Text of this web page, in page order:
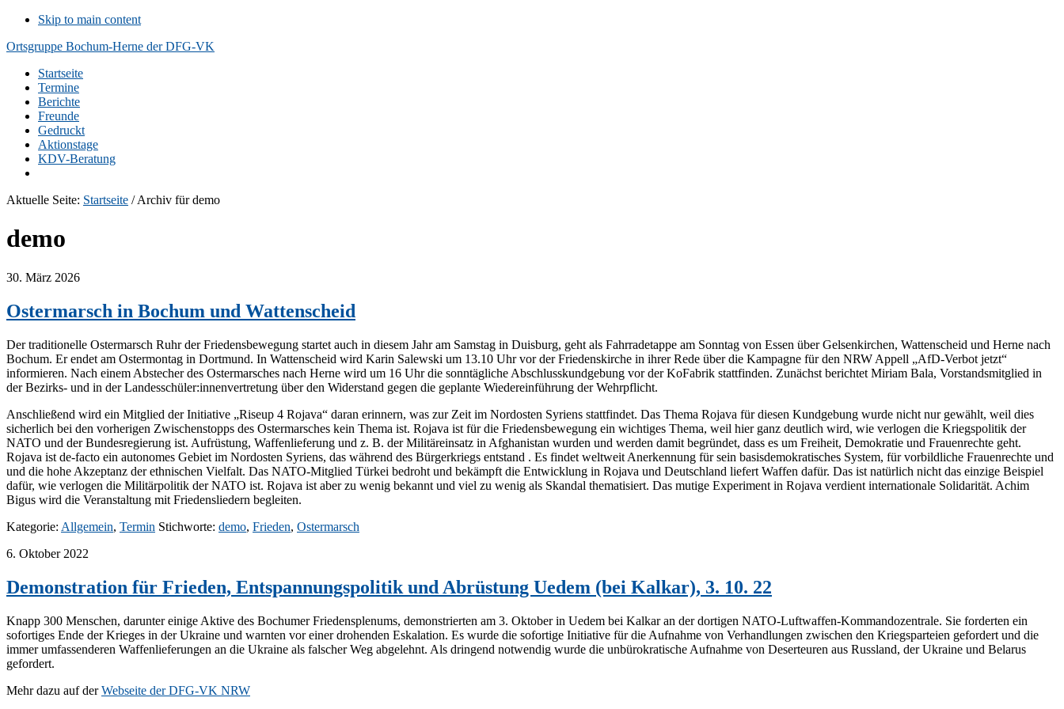
Skip to main content
Ortsgruppe Bochum-Herne der DFG-VK
Startseite
Termine
Berichte
Freunde
Gedruckt
Aktionstage
KDV-Beratung
Aktuelle Seite: Startseite /Archiv für demo
demo
30. März 2026
Ostermarsch in Bochum und Wattenscheid
Der traditionelle Ostermarsch Ruhr der Friedensbewegung startet auch in diesem Jahr am Samstag in Duisburg, geht als Fahrradetappe am Sonntag von Essen über Gelsenkirchen, Wattenscheid und Herne nach
Bochum. Er endet am Ostermontag in Dortmund. In Wattenscheid wird Karin Salewski um 13.10 Uhr vor der Friedenskirche in ihrer Rede über die Kampagne für den NRW Appell „AfD-Verbot jetzt“
informieren. Nach einem Abstecher des Ostermarsches nach Herne wird um 16 Uhr die sonntägliche Abschlusskundgebung vor der KoFabrik stattfinden. Zunächst berichtet Miriam Bala, Vorstandsmitglied in
der Bezirks- und in der Landesschüler:innenvertretung über den Widerstand gegen die geplante Wiedereinführung der Wehrpflicht.
Anschließend wird ein Mitglied der Initiative „Riseup 4 Rojava“ daran erinnern, was zur Zeit im Nordosten Syriens stattfindet. Das Thema Rojava für diesen Kundgebung wurde nicht nur gewählt, weil dies
sicherlich bei den vorherigen Zwischenstopps des Ostermarsches kein Thema ist. Rojava ist für die Friedensbewegung ein wichtiges Thema, weil hier ganz deutlich wird, wie verlogen die Kriegspolitik der
NATO und der Bundesregierung ist. Aufrüstung, Waffenlieferung und z. B. der Militäreinsatz in Afghanistan wurden und werden damit begründet, dass es um Freiheit, Demokratie und Frauenrechte geht.
Rojava ist de-facto ein autonomes Gebiet im Nordosten Syriens, das während des Bürgerkriegs entstand . Es findet weltweit Anerkennung für sein basisdemokratisches System, für vorbildliche Frauenrechte und
und die hohe Akzeptanz der ethnischen Vielfalt. Das NATO-Mitglied Türkei bedroht und bekämpft die Entwicklung in Rojava und Deutschland liefert Waffen dafür. Das ist natürlich nicht das einzige Beispiel
dafür, wie verlogen die Militärpolitik der NATO ist. Rojava ist aber zu wenig bekannt und viel zu wenig als Skandal thematisiert. Das mutige Experiment in Rojava verdient internationale Solidarität. Achim
Bigus wird die Veranstaltung mit Friedensliedern begleiten.
Kategorie: Allgemein, Termin Stichworte: demo, Frieden, Ostermarsch
6. Oktober 2022
Demonstration für Frieden, Entspannungspolitik und Abrüstung Uedem (bei Kalkar), 3. 10. 22
Knapp 300 Menschen, darunter einige Aktive des Bochumer Friedensplenums, demonstrierten am 3. Oktober in Uedem bei Kalkar an der dortigen NATO-Luftwaffen-Kommandozentrale. Sie forderten ein
sofortiges Ende der Krieges in der Ukraine und warnten vor einer drohenden Eskalation. Es wurde die sofortige Initiative für die Aufnahme von Verhandlungen zwischen den Kriegsparteien gefordert und die
immer umfassenderen Waffenlieferungen an die Ukraine als falscher Weg abgelehnt. Als dringend notwendig wurde die unbürokratische Aufnahme von Deserteuren aus Russland, der Ukraine und Belarus
gefordert.
Mehr dazu auf derWebseite der DFG-VK NRW